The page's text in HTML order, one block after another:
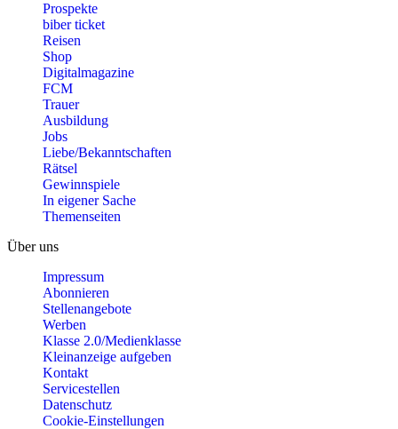
Prospekte
biber ticket
Reisen
Shop
Digitalmagazine
FCM
Trauer
Ausbildung
Jobs
Liebe/Bekanntschaften
Rätsel
Gewinnspiele
In eigener Sache
Themenseiten
Über uns
Impressum
Abonnieren
Stellenangebote
Werben
Klasse 2.0/Medienklasse
Kleinanzeige aufgeben
Kontakt
Servicestellen
Datenschutz
Cookie-Einstellungen